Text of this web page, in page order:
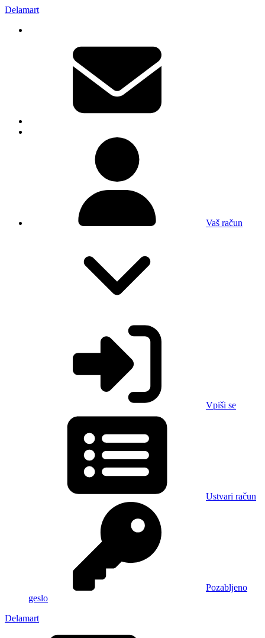
Delamart
Vaš račun
Vpiši se
Ustvari račun
Pozabljeno
geslo
Delamart